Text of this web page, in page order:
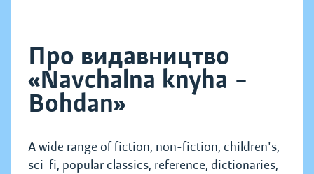
Про видавництво
«Navchalna knyha –
Bohdan»
A wide range of fiction, non-fiction, children's,
sci-fi, popular classics, reference, dictionaries,